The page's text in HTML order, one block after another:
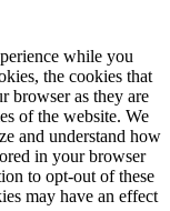
while you
the cookies that
browser as they are
of the website. We
and understand how
in your browser
to opt-out of these
may have an effect